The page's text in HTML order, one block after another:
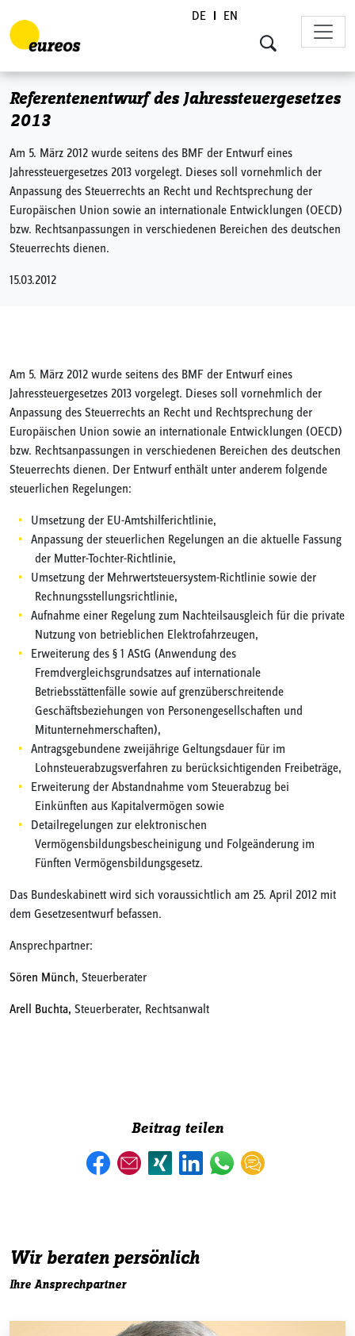
Skip to content
DE EN
Referentenentwurf des Jahressteuergesetzes
2013
Am 5. März 2012 wurde seitens des BMF der Entwurf eines
Jahressteuergesetzes 2013 vorgelegt. Dieses soll vornehmlich der
Anpassung des Steuerrechts an Recht und Rechtsprechung der
Europäischen Union sowie an internationale Entwicklungen (OECD)
bzw. Rechtsanpassungen in verschiedenen Bereichen des deutschen
Steuerrechts dienen.
15.03.2012
Am 5. März 2012 wurde seitens des BMF der Entwurf eines
Jahressteuergesetzes 2013 vorgelegt. Dieses soll vornehmlich der
Anpassung des Steuerrechts an Recht und Rechtsprechung der
Europäischen Union sowie an internationale Entwicklungen (OECD)
bzw. Rechtsanpassungen in verschiedenen Bereichen des deutschen
Steuerrechts dienen. Der Entwurf enthält unter anderem folgende
steuerlichen Regelungen:
Umsetzung der EU-Amtshilferichtlinie,
Anpassung der steuerlichen Regelungen an die aktuelle Fassung
der Mutter-Tochter-Richtlinie,
Umsetzung der Mehrwertsteuersystem-Richtlinie sowie der
Rechnungsstellungsrichtlinie,
Aufnahme einer Regelung zum Nachteilsausgleich für die private
Nutzung von betrieblichen Elektrofahrzeugen,
Erweiterung des § 1 AStG (Anwendung des
Fremdvergleichsgrundsatzes auf internationale
Betriebsstättenfälle sowie auf grenzüberschreitende
Geschäftsbeziehungen von Personengesellschaften und
Mitunternehmerschaften),
Antragsgebundene zweijährige Geltungsdauer für im
Lohnsteuerabzugsverfahren zu berücksichtigenden Freibeträge,
Erweiterung der Abstandnahme vom Steuerabzug bei
Einkünften aus Kapitalvermögen sowie
Detailregelungen zur elektronischen
Vermögensbildungsbescheinigung und Folgeänderung im
Fünften Vermögensbildungsgesetz.
Das Bundeskabinett wird sich voraussichtlich am 25. April 2012 mit
dem Gesetzesentwurf befassen.
Ansprechpartner:
Sören Münch, Steuerberater
Arell Buchta, Steuerberater, Rechtsanwalt
Beitrag teilen
Wir beraten persönlich
Ihre Ansprechpartner